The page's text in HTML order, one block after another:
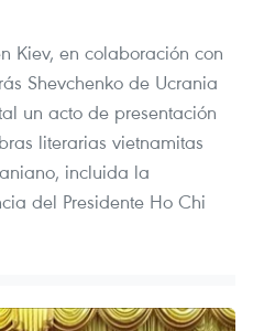
Kiev, en colaboración con
Shevchenko de Ucrania
un acto de presentación
literarias vietnamitas
incluida la
del Presidente Ho Chi